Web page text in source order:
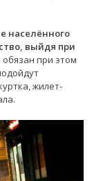
населённого
выйдя при
обязан при этом
жилет-